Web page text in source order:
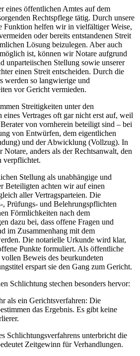
eines öffentlichen Amtes auf dem
Rechtspflege tätig. Durch unsere
Funktion helfen wir in vielfältiger Weise,
oder bereits entstandenen Streit
Lösung beizulegen. Aber auch
ist, können wir Notare aufgrund
unparteiischen Stellung sowie unserer
einen Streit entscheiden. Durch die
werden so langwierige und
vor Gericht vermieden.
Streitigkeiten unter den
eines Vertrages oft gar nicht erst auf, weil
von vornherein beteiligt sind – bei
von Entwürfen, dem eigentlichen
und der Abwicklung (Vollzug). In
Notare, anders als der Rechtsanwalt, den
verpflichtet.
Stellung als unabhängige und
Beteiligten achten wir auf einen
aller Vertragsparteien. Die
, Prüfungs- und Belehrungspflichten
Förmlichkeiten nach dem
dazu bei, dass offene Fragen und
im Zusammenhang mit dem
Die notarielle Urkunde wird klar,
Punkte formuliert. Als öffentliche
Beweis des beurkundeten
erspart sie den Gang zum Gericht.
Schlichtung stechen besonders hervor:
als ein Gerichtsverfahren: Die
das Ergebnis. Es gibt keine
Schlichtungsverfahrens unterbricht die
Zeitgewinn für Verhandlungen.